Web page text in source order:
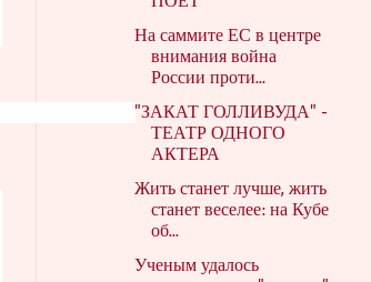
На саммите ЕС в центре
внимания война
России проти...
"ЗАКАТ ГОЛЛИВУДА" -
ТЕАТР ОДНОГО
АКТЕРА
Жить станет лучше, жить
станет веселее: на Кубе
об...
Ученым удалось